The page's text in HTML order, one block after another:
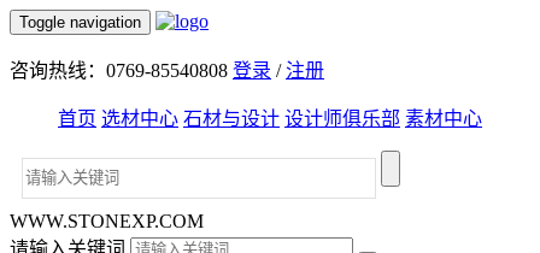
Toggle navigation
咨询热线：0769-85540808 登录 /注册
首页 选材中心 石材与设计 设计师俱乐部 素材中心
WWW.STONEXP.COM
请输入关键词